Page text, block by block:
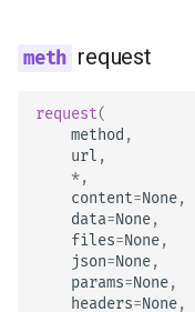
request
request(
method ,
url ,
*,
content=None,
data=None,
files=None,
json=None,
params=None,
headers=None,